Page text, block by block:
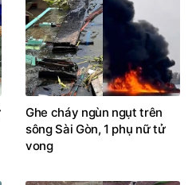
Ghe cháy ngùn ngụt trên
sông Sài Gòn, 1 phụ nữ tử
vong